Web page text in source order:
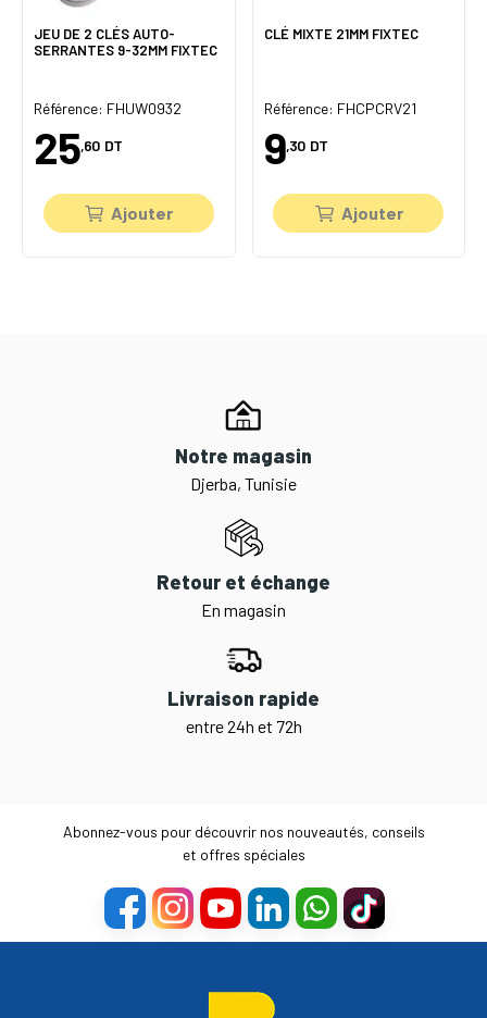
JEU DE 2 CLÉS AUTO-
SERRANTES 9-32MM FIXTEC
Référence: FHUW0932
25,60 DT
Ajouter
CLÉ MIXTE 21MM FIXTEC
Référence: FHCPCRV21
9,30 DT
Ajouter
Notre magasin
Djerba, Tunisie
Retour et échange
En magasin
Livraison rapide
entre 24h et 72h
Abonnez-vous pour découvrir nos nouveautés, conseils
et offres spéciales